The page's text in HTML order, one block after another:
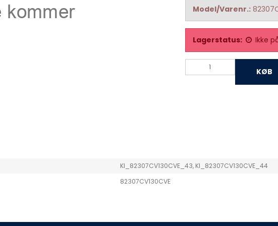
Model/Varenr.:
Lagerstatus: Ikke
KØB
KI_82307CV130CVE_43, KI_82307CV130CVE_44
82307CV130CVE